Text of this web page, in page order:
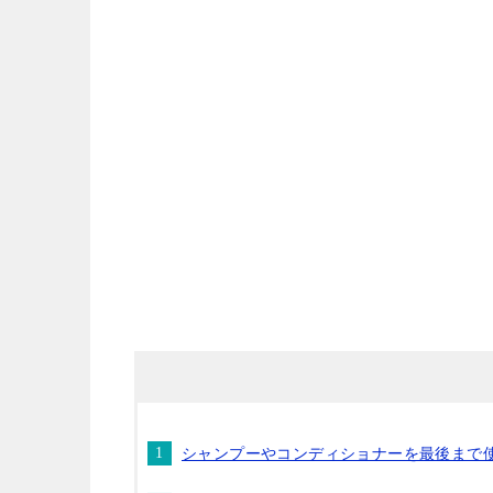
シャンプーやコンディショナーを最後まで